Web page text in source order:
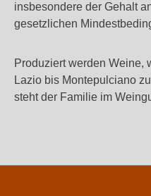
insbesondere der Gehalt
gesetzlichen
Produziert werden Weine,
Lazio bis Montepulciano
steht der Familie im